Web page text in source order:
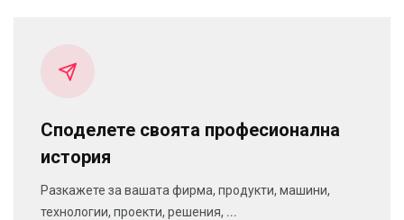
Споделете своята професионална
история
Разкажете за вашата фирма, продукти, машини,
технологии, проекти, решения, ...